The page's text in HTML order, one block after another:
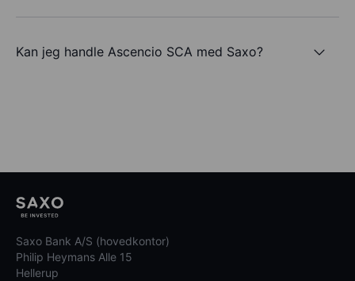
Kan jeg handle Ascencio SCA med Saxo?
Saxo Bank A/S (hovedkontor)
Philip Heymans Alle 15
Hellerup